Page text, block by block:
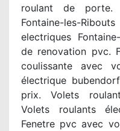
roulant de porte.
Fontaine-les-
electriques
de renovation pvc.
coulissante avec
électrique
prix. Volets
Volets roulants
Fenetre pvc avec